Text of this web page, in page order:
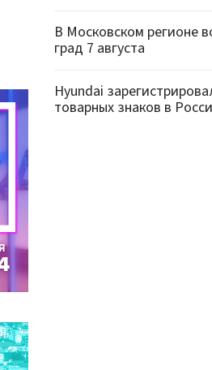
В Московском регионе
град 7 августа
Hyundai
товарных знаков в